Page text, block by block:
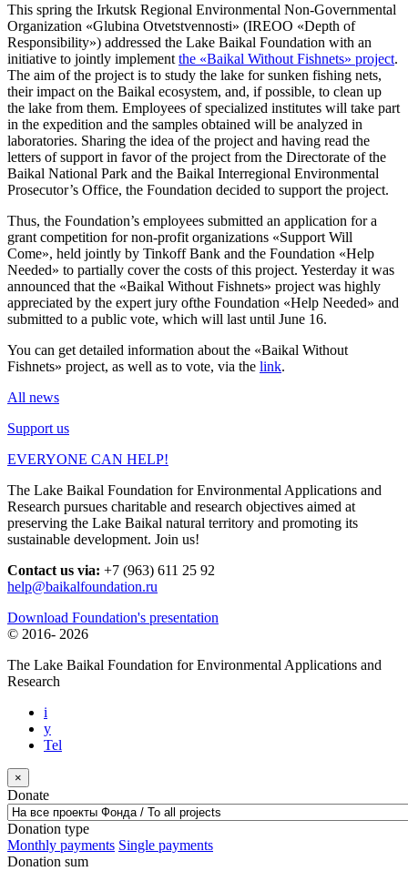
This spring the Irkutsk Regional Environmental Non-Governmental
Organization «Glubina Otvetstvennosti» (IREOO «Depth of
Responsibility») addressed the Lake Baikal Foundation with an
initiative to jointly implement the «Baikal Without Fishnets» project.
The aim of the project is to study the lake for sunken fishing nets,
their impact on the Baikal ecosystem, and, if possible, to clean up
the lake from them. Employees of specialized institutes will take part
in the expedition and the samples obtained will be analyzed in
laboratories. Sharing the idea of the project and having read the
letters of support in favor of the project from the Directorate of the
Baikal National Park and the Baikal Interregional Environmental
Prosecutor’s Office, the Foundation decided to support the project.
Thus, the Foundation’s employees submitted an application for a
grant competition for non-profit organizations «Support Will
Come», held jointly by Tinkoff Bank and the Foundation «Help
Needed» to partially cover the costs of this project. Yesterday it was
announced that the «Baikal Without Fishnets» project was highly
appreciated by the expert jury ofthe Foundation «Help Needed» and
submitted to a public vote, which will last until June 16.
You can get detailed information about the «Baikal Without
Fishnets» project, as well as to vote, via the link.
All news
Support us
EVERYONE CAN HELP!
The Lake Baikal Foundation for Environmental Applications and
Research pursues charitable and research objectives aimed at
preserving the Lake Baikal natural territory and promoting its
sustainable development. Join us!
Contact us via: +7 (963) 611 25 92
help@baikalfoundation.ru
Download Foundation's presentation
© 2016- 2026
The Lake Baikal Foundation for Environmental Applications and
Research
i
y
Tel
×
Donate
Donation type
Monthly payments Single payments
Donation sum